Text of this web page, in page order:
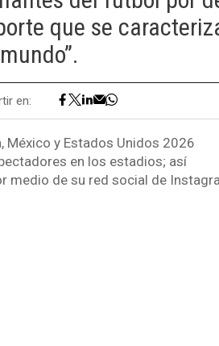
que se
mundo”.
en:
México y Estados Unidos 2026
en los estadios; así
medio de su red social de